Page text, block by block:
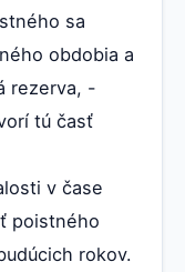
sa
obdobia a
rezerva, -
tú časť
v čase
poistného
rokov.